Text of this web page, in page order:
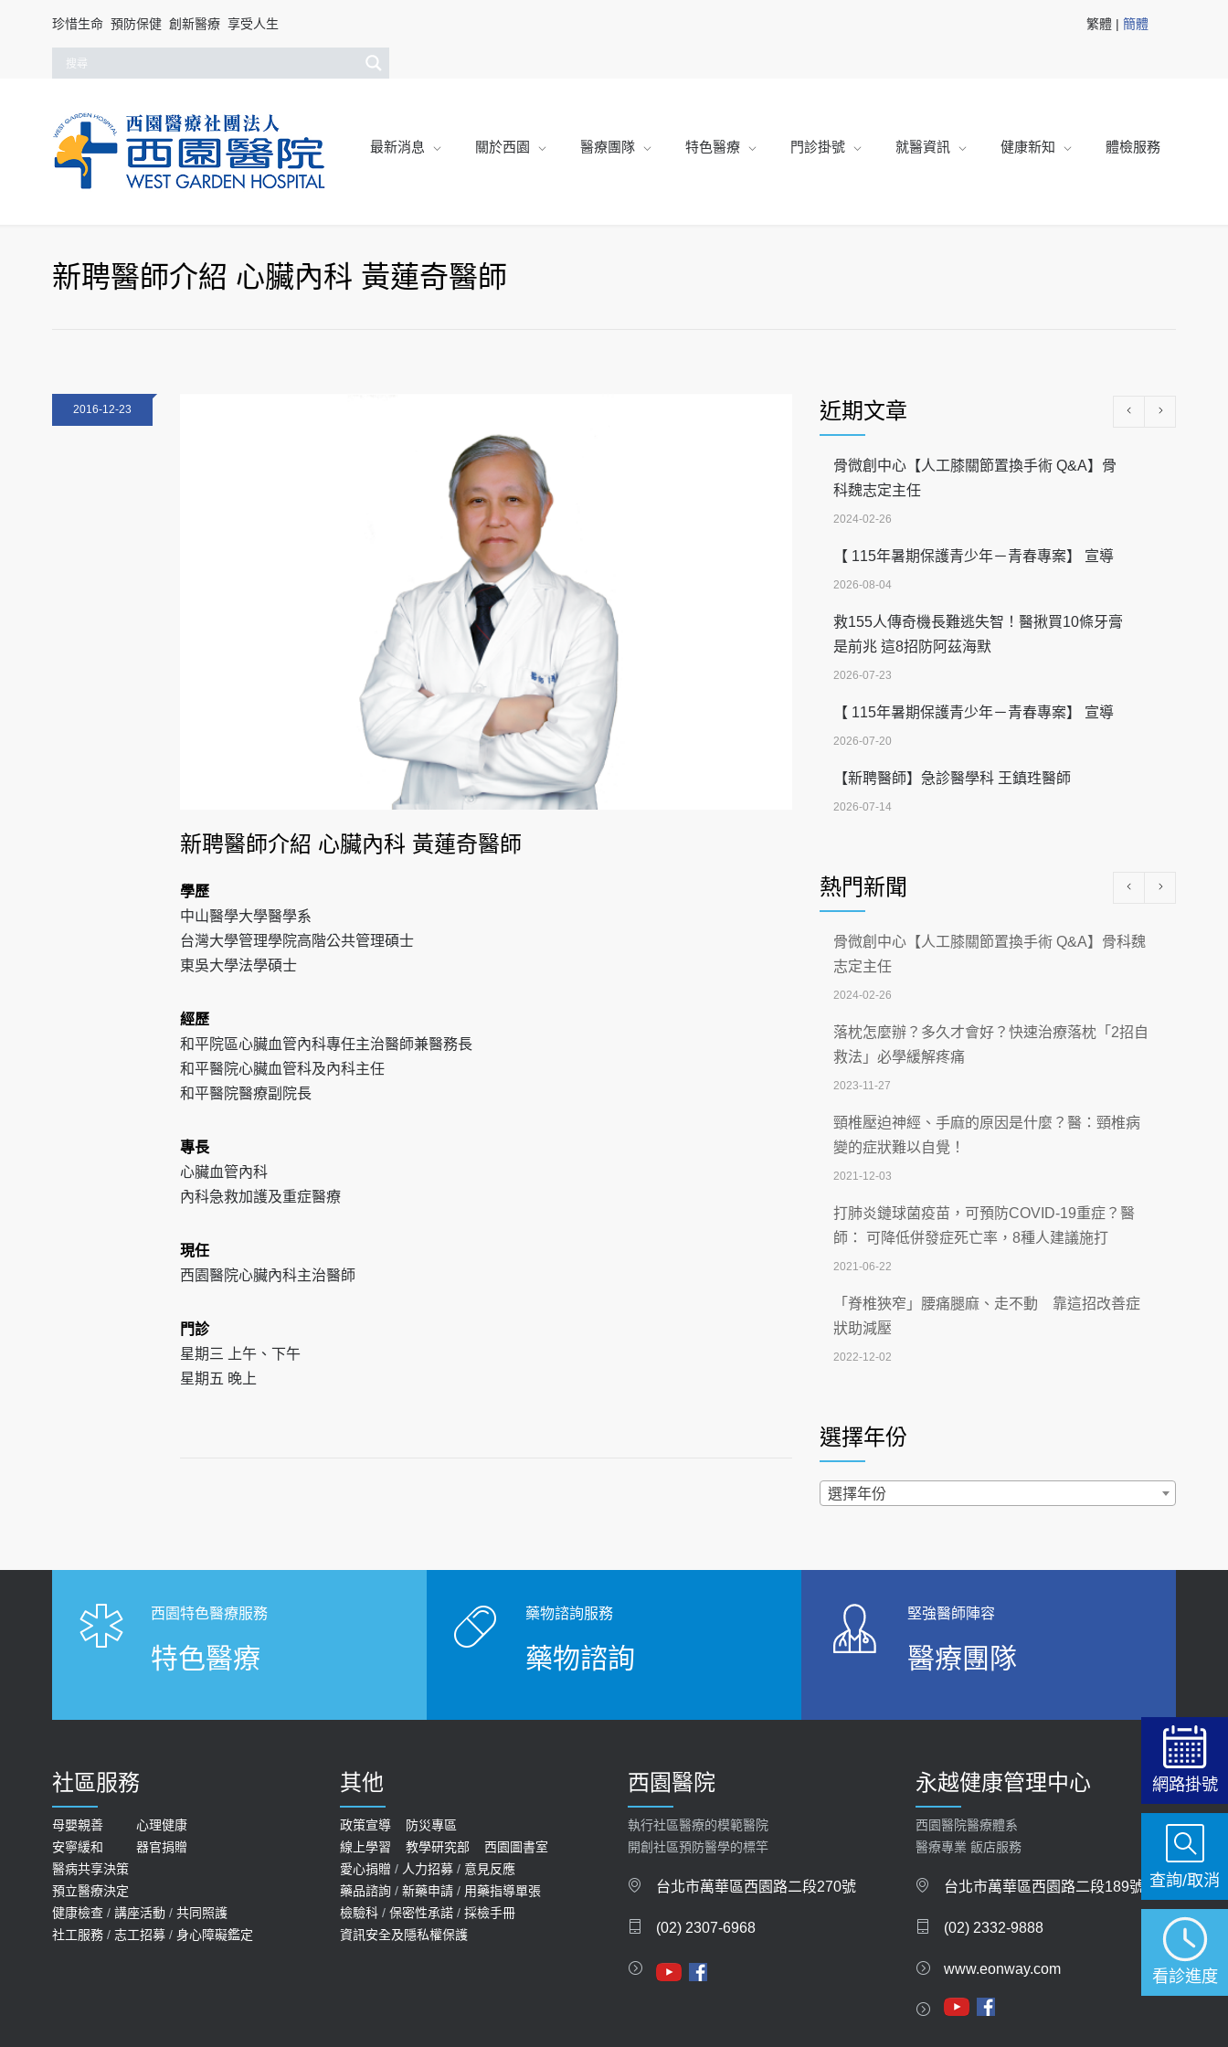
珍惜生命 預防保健 創新醫療 享受人生 繁體 | 簡體
最新消息 關於西園 醫療團隊 特色醫療 門診掛號 就醫資訊 健康新知 體檢服務
新聘醫師介紹 心臟內科 黃蓮奇醫師
2016-12-23
新聘醫師介紹 心臟內科 黃蓮奇醫師
學歷
中山醫學大學醫學系
台灣大學管理學院高階公共管理碩士
東吳大學法學碩士
經歷
和平院區心臟血管內科專任主治醫師兼醫務長
和平醫院心臟血管科及內科主任
和平醫院醫療副院長
專長
心臟血管內科
內科急救加護及重症醫療
現任
西園醫院心臟內科主治醫師
門診
星期三 上午、下午
星期五 晚上
近期文章
骨微創中心【人工膝關節置換手術 Q&A】骨
科魏志定主任
2024-02-26
【 115年暑期保護青少年－青春專案】 宣導
2026-08-04
救155人傳奇機長難逃失智！醫揪買10條牙膏
是前兆 這8招防阿茲海默
2026-07-23
【 115年暑期保護青少年－青春專案】 宣導
2026-07-20
【新聘醫師】急診醫學科 王鎮珄醫師
2026-07-14
2026-07-08
沒菸酒也瀕臨洗腎？65歲男靠「這習慣」逆
轉腎功能 醫揭3招救命
2026-07-08
體溫飆破41度！醫連收兩例中暑病例：致死
率達8成
2026-07-07
深耕萬華55年 西園醫院回顧發展歷程與智慧
醫療布局
2026-07-06
【115年臺北市「防癌保衛戰：健康好禮一手
刮」】 宣導
2026-07-02
【無菸城市】 宣導
2026-07-02
4連霸議員黃秋澤癌逝！食道癌為何奪命快？
西園醫院55周年 7／10捐血公益活動 邀民眾
熱血響應
2026-06-30
2026-06-25
健康肛門痛都是痔瘡?醫談瘍瘍瘻管與肛裂差
異 逾50歲民眾可做1事
避免血糖血壓飆高
【防跌密碼-防止嬰幼兒跌落及因應處理指
上班常待在冷氣房？小心泌尿道感染 醫示
【2026年世界無菸日】 宣導
熱門新聞
骨微創中心【人工膝關節置換手術 Q&A】骨科魏
志定主任
2024-02-26
落枕怎麼辦？多久才會好？快速治療落枕「2招自
救法」必學緩解疼痛
2023-11-27
頸椎壓迫神經、手麻的原因是什麼？醫：頸椎病
變的症狀難以自覺！
2021-12-03
打肺炎鏈球菌疫苗，可預防COVID-19重症？醫
師： 可降低併發症死亡率，8種人建議施打
2021-06-22
「脊椎狹窄」腰痛腿麻、走不動 靠這招改善症
狀助減壓
2022-12-02
2022-02-17
過量維生素D和鈣恐罹癌? 醫師釋疑：搞懂4原則
不怕補錯
「落枕」不要大力按脖子！ 1招「伸展運動」預防
2020-12-15
白天跑廁所超過8次，就算膀胱過動症！醫師：趁
2021-03-05
少？醫：過多恐增罹癌風險
骨科魏志定主任接受專訪 【年代電視台聚焦2.0】
近4成人口骨質疏鬆？12類人快做骨質密度檢查！
醫：注意5重點可逆轉骨鬆
膝蓋退化有9大部位 骨科醫坦言：不一定得換人工
選擇年份
選擇年份
西園特色醫療服務
特色醫療
藥物諮詢服務
藥物諮詢
堅強醫師陣容
醫療團隊
社區服務
母嬰親善
心理健康
安寧緩和
器官捐贈
醫病共享決策
預立醫療決定
健康檢查 / 講座活動 / 共同照護
社工服務 / 志工招募 / 身心障礙鑑定
其他
政策宣導
防災專區
線上學習
教學研究部
西園圖書室
愛心捐贈 / 人力招募 / 意見反應
藥品諮詢 / 新藥申請 / 用藥指導單張
檢驗科 / 保密性承諾 / 採檢手冊
資訊安全及隱私權保護
西園醫院
執行社區醫療的模範醫院
開創社區預防醫學的標竿
台北市萬華區西園路二段270號
(02) 2307-6968
永越健康管理中心
西園醫院醫療體系
醫療專業 飯店服務
台北市萬華區西園路二段189號
(02) 2332-9888
www.eonway.com
網路掛號
看診進度
查詢/取消